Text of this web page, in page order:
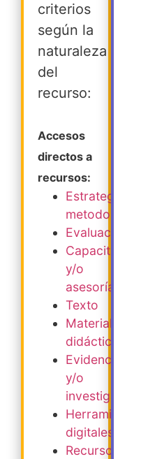
criterios
según la
naturaleza
del
recurso:
Accesos
directos a
recursos:
Estrategia
metodológica
Evaluación
Capacitación
y/o
asesoría
Texto
Material
didáctico
Evidencia
y/o
investigación
Herramientas
digitales
Recursos